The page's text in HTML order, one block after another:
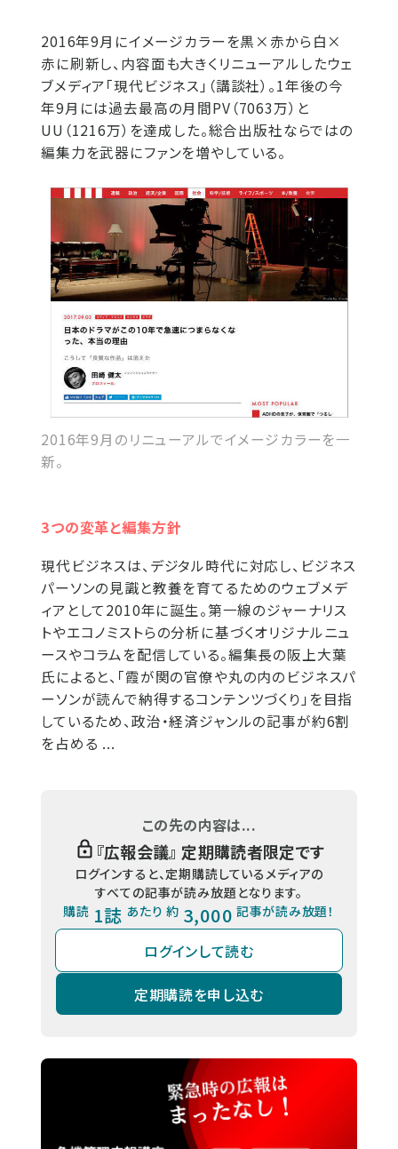
2016年9月にイメージカラーを黒×赤から白×
赤に刷新し、内容面も大きくリニューアルしたウェ
ブメディア「現代ビジネス」（講談社）。1年後の今
年9月には過去最高の月間PV（7063万）と
UU（1216万）を達成した。総合出版社ならではの
編集力を武器にファンを増やしている。
2016年9月のリニューアルでイメージカラーを一
新。
3つの変革と編集方針
現代ビジネスは、デジタル時代に対応し、ビジネス
パーソンの見識と教養を育てるためのウェブメデ
ィアとして2010年に誕生。第一線のジャーナリス
トやエコノミストらの分析に基づくオリジナルニュ
ースやコラムを配信している。編集長の阪上大葉
氏によると、「霞が関の官僚や丸の内のビジネスパ
ーソンが読んで納得するコンテンツづくり」を目指
しているため、政治・経済ジャンルの記事が約6割
を占める ...
この先の内容は...
『広報会議』 定期購読者限定です
ログインすると、定期購読しているメディアの
すべての記事が読み放題となります。
購読 1誌 あたり 約 3,000 記事が読み放題！
ログインして読む
定期購読を申し込む